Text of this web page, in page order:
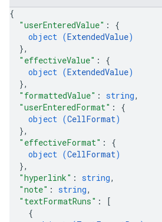
{
"userEnteredValue" : {
object (ExtendedValue)
},
"effectiveValue" : {
object (ExtendedValue)
},
"formattedValue" : string,
"userEnteredFormat" : {
object (CellFormat)
},
"effectiveFormat" : {
object (CellFormat)
},
"hyperlink" : string,
"note" : string,
"textFormatRuns" :
[
{